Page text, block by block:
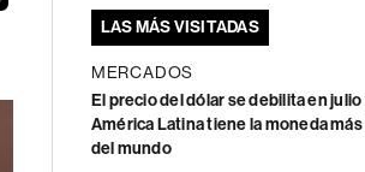
LAS MÁS VISITADAS
MERCADOS
El precio del dólar se debilita en julio
América Latina tiene la moneda
del mundo